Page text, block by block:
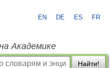
EN DE ES FR
Академике
Найти!